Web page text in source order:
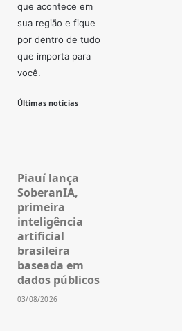
que acontece em
sua região e fique
por dentro de tudo
que importa para
você.
Últimas notícias
Piauí lança
SoberanIA,
primeira
inteligência
artificial
brasileira
baseada em
dados públicos
03/08/2026